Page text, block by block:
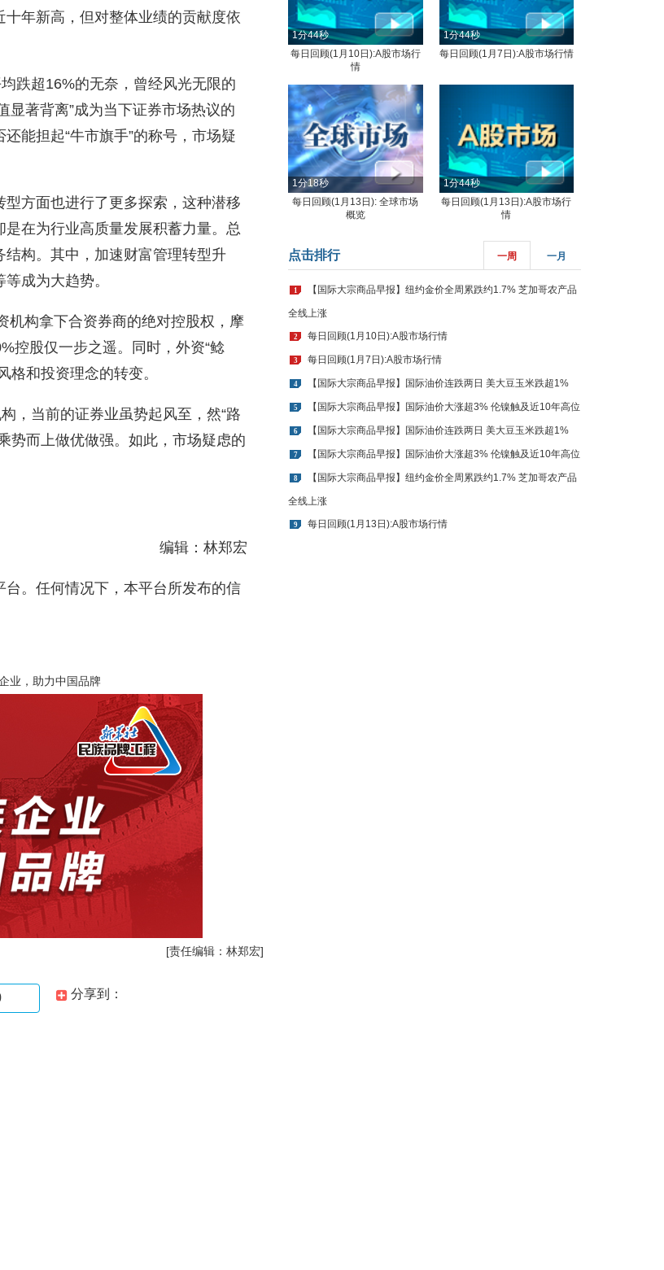
年新高，但对整体业绩的贡献度依
跌超16%的无奈，曾经风光无限的
显著背离”成为当下证券市场热议的
能担起“牛市旗手”的称号，市场疑
方面也进行了更多探索，这种潜移
在为行业高质量发展积蓄力量。总
构。其中，加速财富管理转型升
成为大趋势。
机构拿下合资券商的绝对控股权，摩
控股仅一步之遥。同时，外资“鲶
格和投资理念的转变。
，当前的证券业虽势起风至，然“路
势而上做优做强。如此，市场疑虑的
编辑：林郑宏
。任何情况下，本平台所发布的信
业，助力中国品牌
[责任编辑：林郑宏]
分享到：
1分44秒
每日回顾(1月10日):A股市场行
情
1分44秒
每日回顾(1月7日):A股市场行情
1分18秒
每日回顾(1月13日): 全球市场
概览
1分44秒
每日回顾(1月13日):A股市场行
情
点击排行 一周 一月
1 【国际大宗商品早报】纽约金价全周累跌约1.7% 芝加哥农产品
全线上涨
2 每日回顾(1月10日):A股市场行情
3 每日回顾(1月7日):A股市场行情
4 【国际大宗商品早报】国际油价连跌两日 美大豆玉米跌超1%
5 【国际大宗商品早报】国际油价大涨超3% 伦镍触及近10年高位
6 【国际大宗商品早报】国际油价连跌两日 美大豆玉米跌超1%
7 【国际大宗商品早报】国际油价大涨超3% 伦镍触及近10年高位
8 【国际大宗商品早报】纽约金价全周累跌约1.7% 芝加哥农产品
全线上涨
9 每日回顾(1月13日):A股市场行情